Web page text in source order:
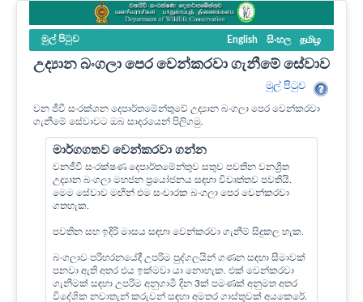
මුල් පි‍ටුව English සිංහල தமிழ
උද්‍යාන බංගලා පෙර වෙන්කරවා ගැනීමේ සේවාව
මුල් පි‍ටුව
වන ජීවී සංරක්ශන දෙපාර්තමේන්තුවේ උද්‍යාන බංගලා පෙර වෙන්කරවා
ගැනීමේ සේවාවට ඔබ සාදරයෙන් පිලිගමු.
මාර්ගගතව වෙන්කරවා ගන්න
වනජීවී සංරක්ෂණ දෙපාර්තමේන්තුව සතුව පවතින වනශ්‍රිත
උද්‍යාන බංගලා මහජන ප්‍රයෝජනය සඳහා විවෘත්තව පවතියි.
මෙම සේවාව මඟින් එම සංචාරක බංගලා පෙර වෙන්කරවා
ගතහැක.
පවතින සහ ඉදිරි මාසය සඳහා වෙන්කරවා ගැනීම් සිදුකල හැක.
බංගලාව පරිහරනයේදී උපරිම පුද්ගලයින් ගණන සඳහා සීමාවක්
පනවා ඇති අතර එය ඉක්මවා යා නොහැක. එක් වෙන්කරවා
ගැනීමක් සඳහා උපරිම අනුගාමී දින 3ක් පමණක් අනුමත අතර
විදේශික නවාතැන් කරුවන් සඳහා අමතර ගාස්තුවක් අයකෙරේ.